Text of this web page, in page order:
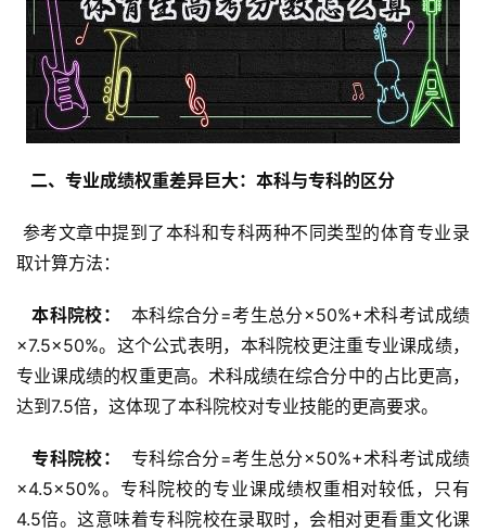
  二、专业成绩权重差异巨大：本科与专科的区分
取计算方法：
  本科院校：
本科综合分=考生总分×50%+术科考试成绩
×7.5×50%。这个公式表明，本科院校更注重专业课成绩，
专业课成绩的权重更高。术科成绩在综合分中的占比更高，
达到7.5倍，这体现了本科院校对专业技能的更高要求。
  专科院校：
专科综合分=考生总分×50%+术科考试成绩
×4.5×50%。专科院校的专业课成绩权重相对较低，只有
4.5倍。这意味着专科院校在录取时，会相对更看重文化课